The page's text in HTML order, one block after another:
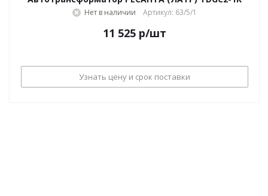
Нет в наличии Артикул: 63/5/1
11 525 р/шт
Узнать цену и срок поставки